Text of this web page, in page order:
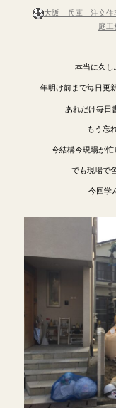
大阪 兵庫 注文住
庭
本当に久
年明け前まで毎日更
あれだけ毎日
もう忘
今結構今現場が
でも現場で
今回学